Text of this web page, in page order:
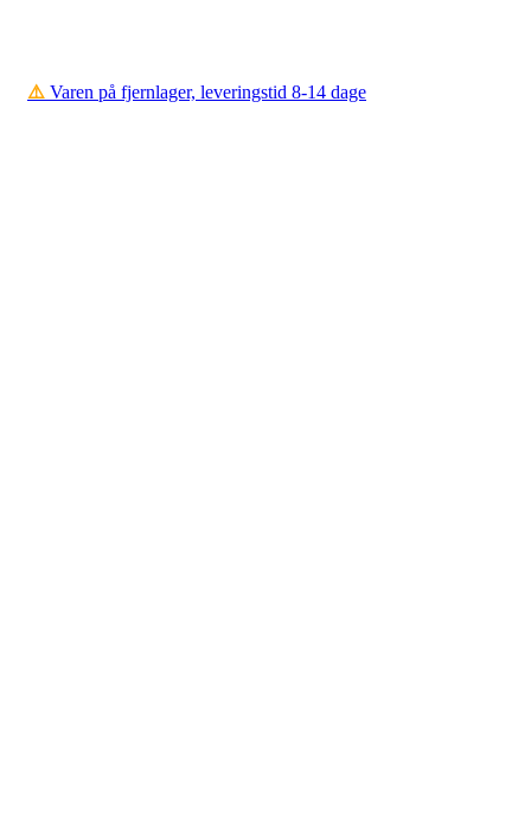
⚠️ Varen på fjernlager, leveringstid 8-14 dage